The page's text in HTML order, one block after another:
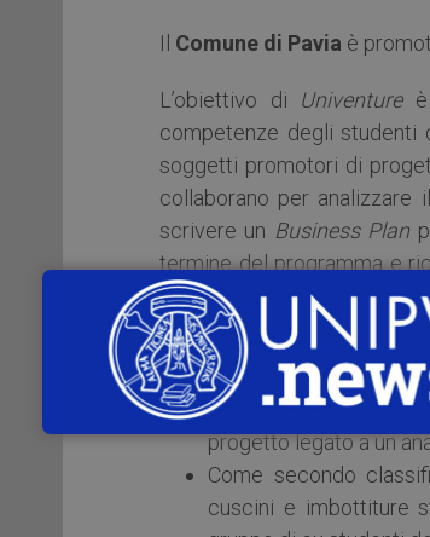
Il Comune di Pavia è
L’obiettivo di Univentureè
competenze degli studenti
soggetti promotori di
collaborano per
scrivere un Business Plan
termine del programma e
euro, erogati a fondo perduto.
A seguito di consolidamento
Come primo
progetto legato a un
Come secondo
cuscini e imbottiture